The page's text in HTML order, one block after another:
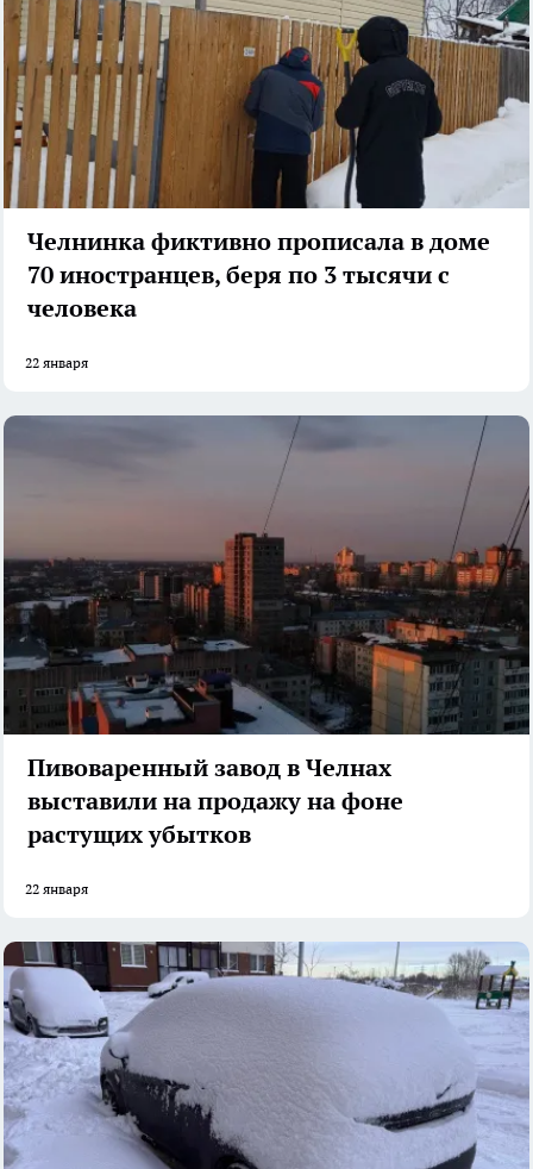
Челнинка фиктивно прописала в доме
70 иностранцев, беря по 3 тысячи с
человека
22 января
Пивоваренный завод в Челнах
выставили на продажу на фоне
растущих убытков
22 января